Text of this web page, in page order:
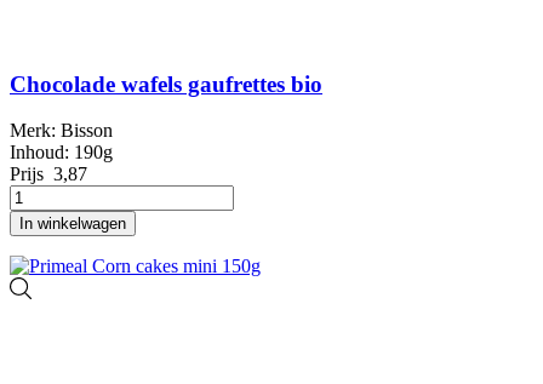
Chocolade wafels gaufrettes bio
Merk: Bisson
Inhoud: 190g
Prijs 3,87
In winkelwagen